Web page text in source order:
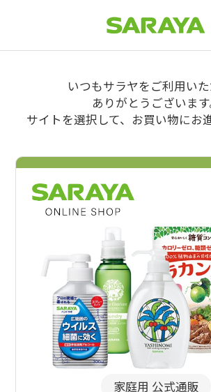
いつもサラヤをご利用いた
ありがとうございます
サイトを選択して、お買い物にお
家庭用 公式通販